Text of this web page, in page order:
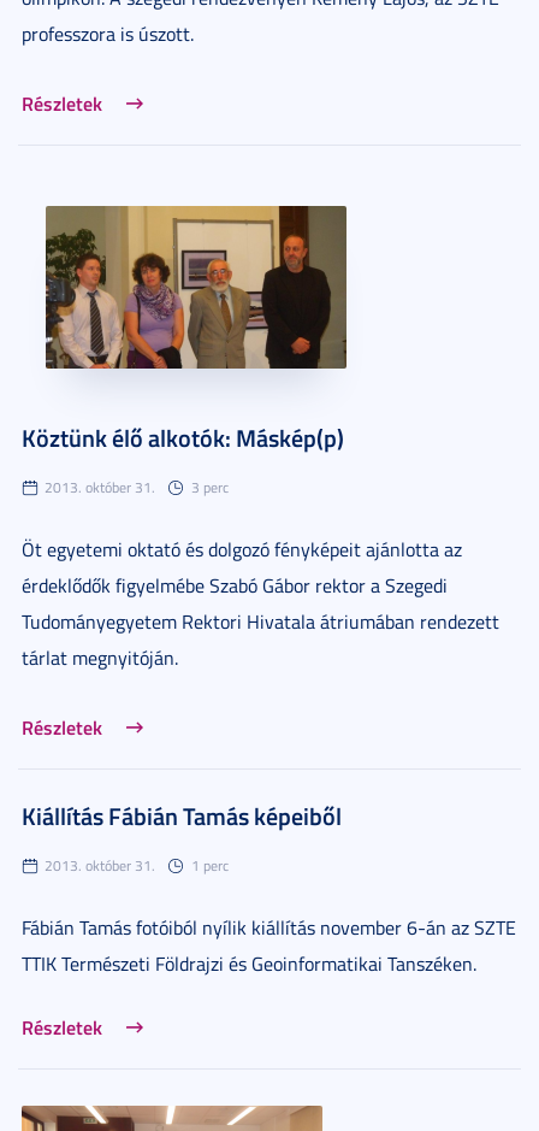
professzora is úszott.
Részletek
Köztünk élő alkotók: Máskép(p)
2013. október 31. 3 perc
Öt egyetemi oktató és dolgozó fényképeit ajánlotta az
érdeklődők figyelmébe Szabó Gábor rektor a Szegedi
Tudományegyetem Rektori Hivatala átriumában rendezett
tárlat megnyitóján.
Részletek
Kiállítás Fábián Tamás képeiből
2013. október 31. 1 perc
Fábián Tamás fotóiból nyílik kiállítás november 6-án az SZTE
TTIK Természeti Földrajzi és Geoinformatikai Tanszéken.
Részletek